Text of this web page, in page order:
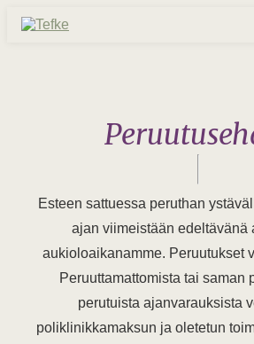
Esteen sattuessa peruthan
ajan viimeistään edeltävänä
aukioloaikanamme. Peruutukset
Peruuttamattomista tai saman
perutuista ajanvarauksista
poliklinikkamaksun ja oletetun